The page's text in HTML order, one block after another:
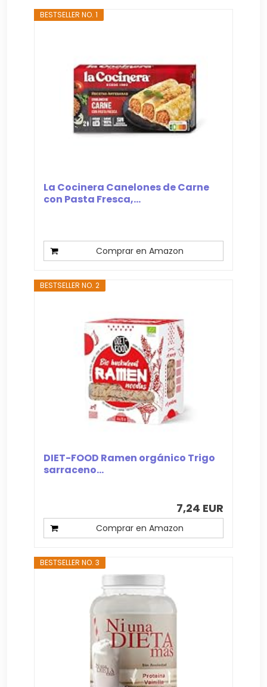
BESTSELLER NO. 1
La Cocinera Canelones de Carne
con Pasta Fresca,...
Comprar en Amazon
BESTSELLER NO. 2
DIET-FOOD Ramen orgánico Trigo
sarraceno...
7,24 EUR
Comprar en Amazon
BESTSELLER NO. 3